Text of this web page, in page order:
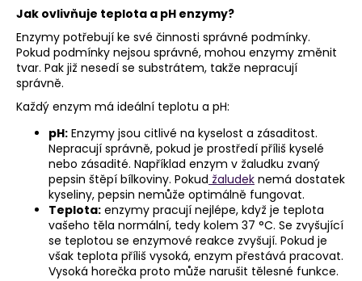
Jak ovlivňuje teplota a pH enzymy?
Enzymy potřebují ke své činnosti správné podmínky.
Pokud podmínky nejsou správné, mohou enzymy změnit
tvar. Pak již nesedí se substrátem, takže nepracují
správně.
Každý enzym má ideální teplotu a pH:
pH: Enzymy jsou citlivé na kyselost a zásaditost.
Nepracují správně, pokud je prostředí příliš kyselé
nebo zásadité. Například enzym v žaludku zvaný
pepsin štěpí bílkoviny. Pokud žaludek nemá dostatek
kyseliny, pepsin nemůže optimálně fungovat.
Teplota: enzymy pracují nejlépe, když je teplota
vašeho těla normální, tedy kolem 37 °C. Se zvyšující
se teplotou se enzymové reakce zvyšují. Pokud je
však teplota příliš vysoká, enzym přestává pracovat.
Vysoká horečka proto může narušit tělesné funkce.